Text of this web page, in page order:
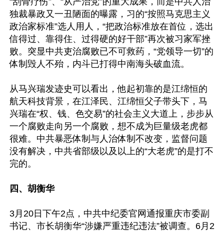
独裁暴政又一丑陋面的曝露，习的“按照马克思主义
政治家标准”选人用人，“把政治标准放在首位，选出
信得过、靠得住、过得硬的好干部”再次被习家军挫
败。突显中共吏治腐败已不可救药，“党领导一切”的
体制毁人不殆，内斗已打得中南海头破血流。
从马兴瑞发迹史可以看出，他起初靠的是江绵恒的
航天科技背景，在江泽民、江绵恒父子带头下，马
兴瑞在“权、钱、色交易”的社会主义大道上，步步从
一个腐败走向另一个腐败，想不成为巨量级老虎都
很难。中共暴恶体制与人治体制不改变，监督问题
没有解决，中共省部级以及以上的“大老虎”的是打不
完的。
四、胡衡华
3月20日下午2点，中共中纪委官网通报重庆市委副
书记、市长胡衡华“涉嫌严重违纪违法”被调查。6月2